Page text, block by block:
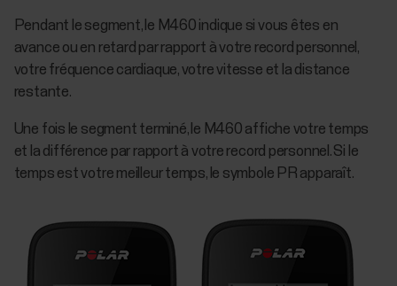
Pendant le segment, le M460 indique si vous êtes en
avance ou en retard par rapport à votre record personnel,
votre fréquence cardiaque, votre vitesse et la distance
restante.
Une fois le segment terminé, le M460 affiche votre temps
et la différence par rapport à votre record personnel. Si le
temps est votre meilleur temps, le symbole PR apparaît.